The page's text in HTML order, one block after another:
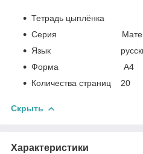
Тетрадь цыплёнка
Серия
Язык русский
Форма А4
Количества страниц 20
Скрыть
Характеристики